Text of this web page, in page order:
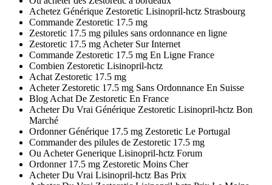
Achetez Générique Zestoretic Lisinopril-hctz Strasbourg
Commande Zestoretic 17.5 mg
Zestoretic 17.5 mg pilules sans ordonnance en ligne
Zestoretic 17.5 mg Acheter Sur Internet
Commande Zestoretic 17.5 mg En Ligne France
Combien Zestoretic Lisinopril-hctz
Achat Zestoretic 17.5 mg
Acheter Zestoretic 17.5 mg Sans Ordonnance En Suisse
Blog Achat De Zestoretic En France
Acheter Du Vrai Générique Zestoretic Lisinopril-hctz Bon
Marché
Ordonner Générique 17.5 mg Zestoretic Le Portugal
Commander des pilules de Zestoretic 17.5 mg
Ou Acheter Generique Lisinopril-hctz Forum
Ordonner 17.5 mg Zestoretic Moins Cher
Acheter Du Vrai Lisinopril-hctz Bas Prix